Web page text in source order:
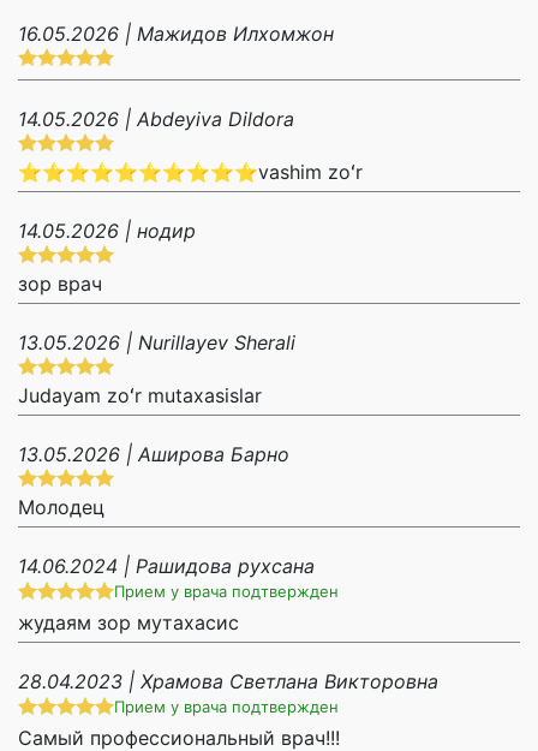
16.05.2026 | Мажидов Илхомжон
14.05.2026 | Abdeyiva Dildora
⭐⭐⭐⭐⭐⭐⭐⭐⭐⭐vashim zoʻr
14.05.2026 | нодир
зор врач
13.05.2026 | Nurillayev Sherali
Judayam zoʻr mutaxasislar
13.05.2026 | Аширова Барно
Молодец
14.06.2024 | Рашидова рухсана
Прием у врача подтвержден
жудаям зор мутахасис
28.04.2023 | Храмова Светлана Викторовна
Прием у врача подтвержден
Самый профессиональный врач!!!